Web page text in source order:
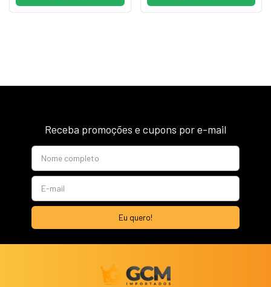
Receba promoções e cupons por e-mail